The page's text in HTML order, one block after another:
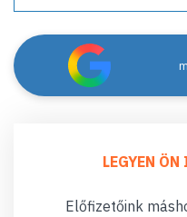
LEGYEN
Előfizetőink